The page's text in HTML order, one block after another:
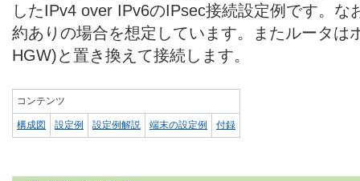
したIPv4 over IPv6のIPsec接続設定例です。な
約ありの場合を想定しています。またルータは
HGW)と置き換えて接続します。
コンテンツ
構成図 設定例 設定例解説 端末の設定例 付録